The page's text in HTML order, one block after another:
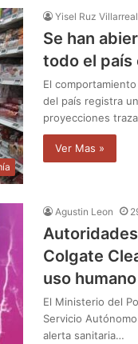
Yisel Ruz Villarreal
Se han
todo el país
El
del país registra
proyecciones
Ver Mas »
Agustin Leon
Colgate
uso humano
El Ministerio del
Servicio
alerta sanitaria…